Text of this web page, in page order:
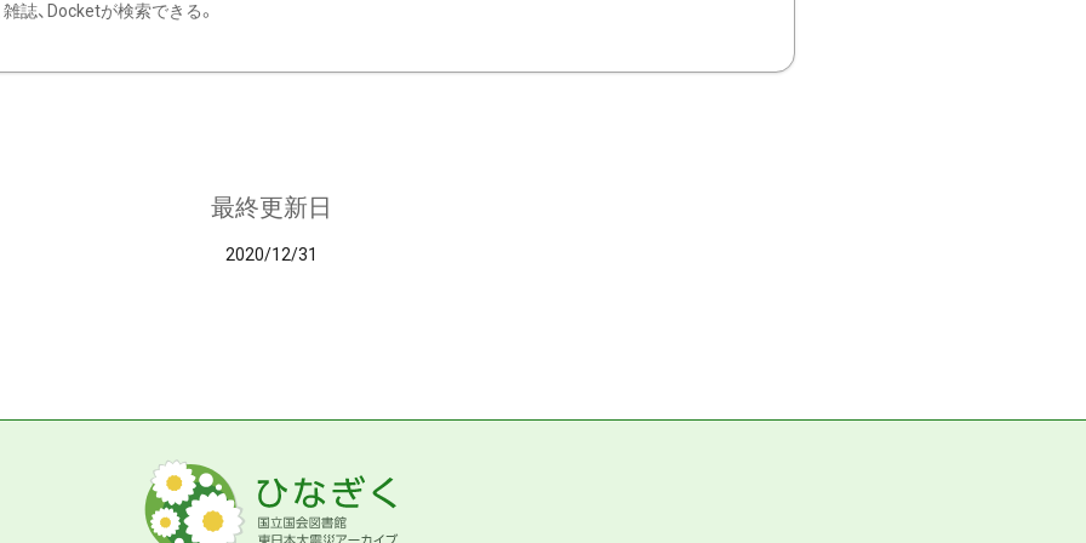
雑誌、Docketが検索できる。
最終更新日
2020/12/31